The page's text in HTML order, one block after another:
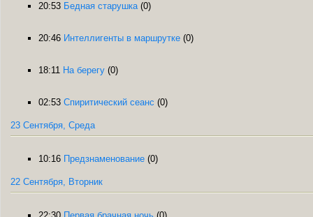
20:53 Бедная старушка (0)
20:46 Интеллигенты в маршрутке (0)
18:11 На берегу (0)
02:53 Спиритический сеанс (0)
23 Сентября, Среда
10:16 Предзнаменование (0)
22 Сентября, Вторник